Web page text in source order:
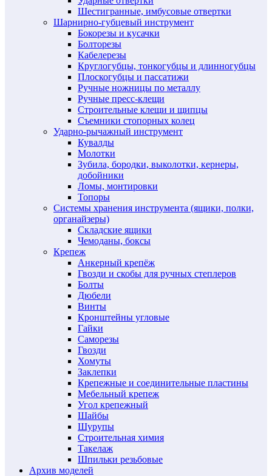
Шестигранные, имбусовые отвертки
Шарнирно-губцевый инструмент
Бокорезы и кусачки
Болторезы
Кабелерезы
Круглогубцы, тонкогубцы и длинногубцы
Плоскогубцы и пассатижи
Ручные ножницы по металлу
Ручные пресс-клещи
Строительные клещи и щипцы
Съемники стопорных колец
Ударно-рычажный инструмент
Кувалды
Молотки
Зубила, бородки, выколотки, кернеры,
добойники
Ломы, монтировки
Топоры
Системы хранения инструмента (ящики, полки,
органайзеры)
Складские ящики
Чемоданы, боксы
Крепеж
Анкерный крепёж
Гвозди и скобы для ручных степлеров
Болты
Дюбели
Винты
Кронштейны угловые
Гайки
Саморезы
Гвозди
Хомуты
Заклепки
Крепежные и соединительные пластины
Мебельный крепеж
Угол крепежный
Шайбы
Шурупы
Строительная химия
Такелаж
Шпильки резьбовые
Архив моделей